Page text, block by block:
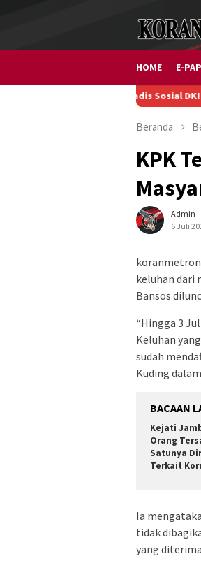
HOME E-
Kadis Sosial DKI Iqbal Perlu
Beranda
KPK
Admin
6 Juli
keluhan dari
Bansos
“Hingga 3
Keluhan
sudah
Kuding
BACAAN
Kejati
Orang
Satunya
Terkait
Ia
tidak
yang